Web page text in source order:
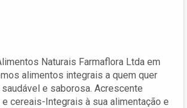
Naturais Farmaflora Ltda em
alimentos integrais a quem quer
e saborosa. Acrescente
cereais-Integrais à sua alimentação e